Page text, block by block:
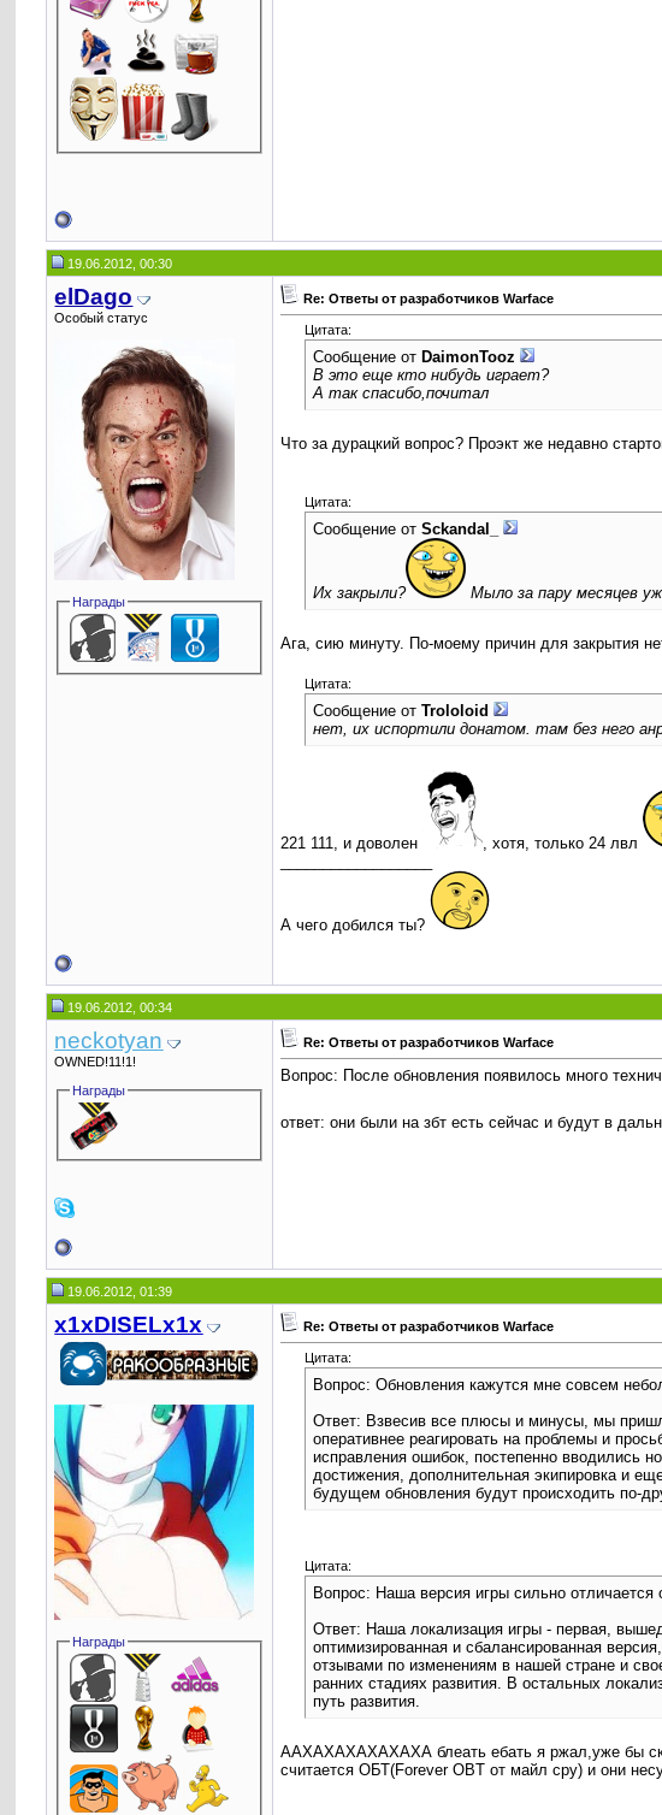
19.06.2012, 00:30
elDago
Особый статус
Награды
Re: Ответы от разработчиков Warface
Цитата:
Сообщение от DaimonTooz
В это еще кто нибудь играет?
А так спасибо,почитал
Что за дурацкий вопрос? Проэкт же недавно
Цитата:
Сообщение отSckandal_
Их закрыли? Мыло за пару месяцев
Ага, сию минуту. По-моему причин для закрытия
Цитата:
Сообщение отTrololоid
нет, их испортили донатом. там без него
221 111, и доволен
, хотя, только 24 лвл
А чего добился ты?
19.06.2012, 00:34
neckotyan
OWNED!11!1!
Награды
Re: Ответы от разработчиков Warface
Вопрос: После обновления появилось много
ответ: они были на збт есть сейчас и будут в
19.06.2012, 01:39
x1xDISELx1x
Награды
Re: Ответы от разработчиков Warface
Цитата:
Вопрос: Обновления кажутся мне совсем
Ответ: Взвесив все плюсы и минусы, мы
оперативнее реагировать на проблемы и
исправления ошибок, постепенно вводились
достижения, дополнительная экипировка и
будущем обновления будут происходить по-
Цитата:
Вопрос: Наша версия игры сильно
Ответ: Наша локализация игры - первая,
оптимизированная и сбалансированная
отзывами по изменениям в нашей стране и
ранних стадиях развития. В остальных
путь развития.
ААХАХАХАХАХАХА блеать ебать я ржал,уже бы
считается ОБТ(Forever OBT от майл сру) и они